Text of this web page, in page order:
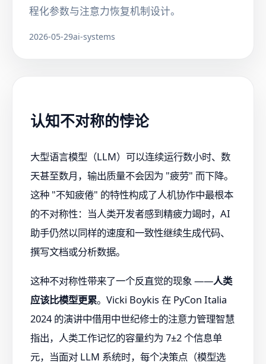
程化参数与注意力恢复机制设计。
2026-05-29ai-systems
认知不对称的悖论
大型语言模型（LLM）可以连续运行数小时、数
天甚至数月，输出质量不会因为 "疲劳" 而下降。
这种 "不知疲倦" 的特性构成了人机协作中最根本
的不对称性：当人类开发者感到精疲力竭时，AI
助手仍然以同样的速度和一致性继续生成代码、
撰写文档或分析数据。
这种不对称性带来了一个反直觉的现象 ——人类
应该比模型更累。Vicki Boykis 在 PyCon Italia
2024 的演讲中借用中世纪修士的注意力管理智慧
指出，人类工作记忆的容量约为 7±2 个信息单
元，当面对 LLM 系统时，每个决策点（模型选